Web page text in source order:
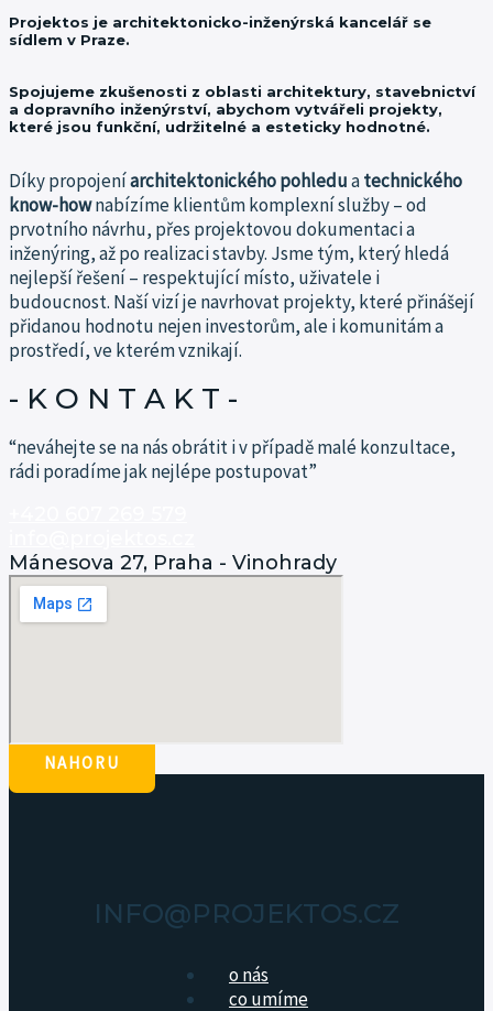
Projektos je architektonicko-inženýrská kancelář se
sídlem v Praze.
Spojujeme zkušenosti z oblasti architektury, stavebnictví
a dopravního inženýrství, abychom vytvářeli projekty,
které jsou funkční, udržitelné a esteticky hodnotné.
Díky propojeníarchitektonického pohleduatechnického
know-hownabízíme klientům komplexní služby – od
prvotního návrhu, přes projektovou dokumentaci a
inženýring, až po realizaci stavby. Jsme tým, který hledá
nejlepší řešení – respektující místo, uživatele i
budoucnost. Naší vizí je navrhovat projekty, které přinášejí
přidanou hodnotu nejen investorům, ale i komunitám a
prostředí, ve kterém vznikají.
- K O N T A K T -​
“neváhejte se na nás obrátit i v případě malé konzultace,
rádi poradíme jak nejlépe postupovat”
Mánesova 27, Praha - Vinohrady
NAHORU
INFO@PROJEKTOS.CZ
o nás
co umíme